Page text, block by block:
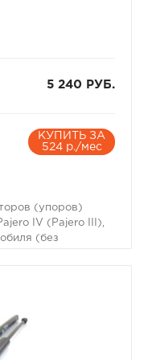
5 240 РУБ.
КУПИТЬ ЗА
524 р./мес
(упоров)
IV (Pajero III),
(без
10-15 минут.
и навыков,